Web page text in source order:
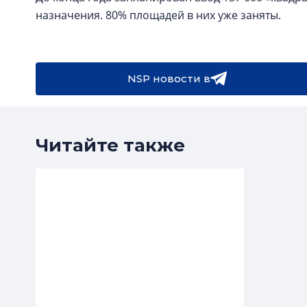
назначения. 80% площадей в них уже заняты.
NSP новости в
Читайте также